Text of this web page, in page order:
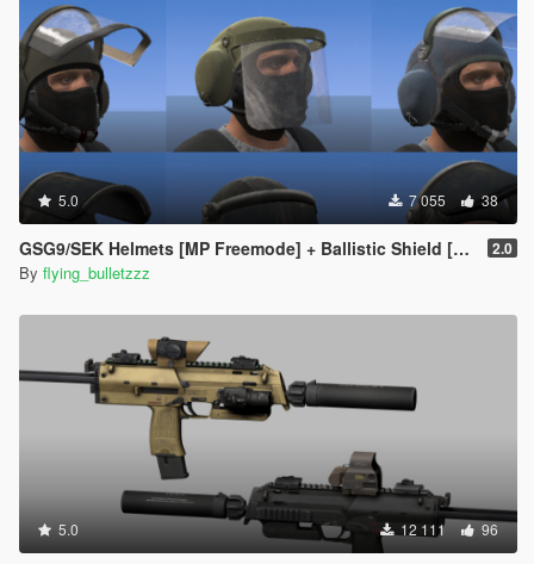
5.0 7 055 38
GSG9/SEK Helmets [MP Freemode] + Ballistic Shield [EUP] 2.0
By flying_bulletzzz
5.0 12 111 96